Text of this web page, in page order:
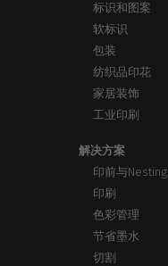
标识和图案
软标识
包装
纺织品印花
家居装饰
工业印刷
解决方案
印前与Nesting
印刷
色彩管理
节省墨水
切割